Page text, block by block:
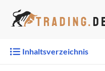
Inhalt
Inhaltsverzeichnis